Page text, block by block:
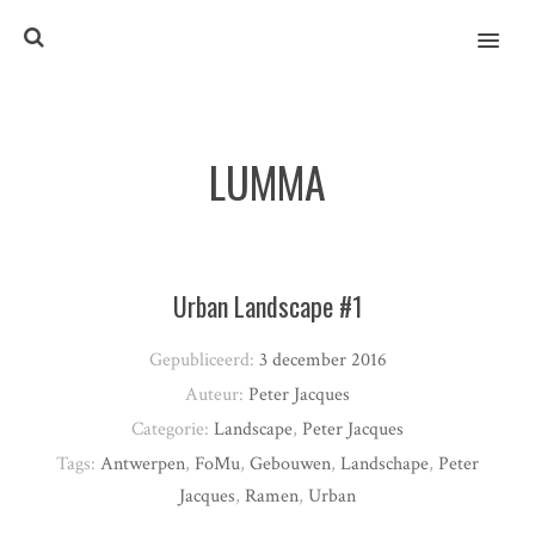
MENU
LUMMA
Urban Landscape #1
Gepubliceerd: 3 december 2016
Auteur: Peter Jacques
Categorie: Landscape, Peter Jacques
Tags: Antwerpen, FoMu, Gebouwen, Landschape, Peter
Jacques, Ramen, Urban